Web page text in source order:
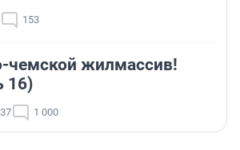
153
жилмассив!
16)
1 000